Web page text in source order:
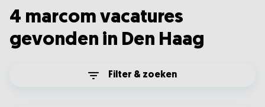
4 marcom vacatures
gevonden in Den Haag
Filter & zoeken